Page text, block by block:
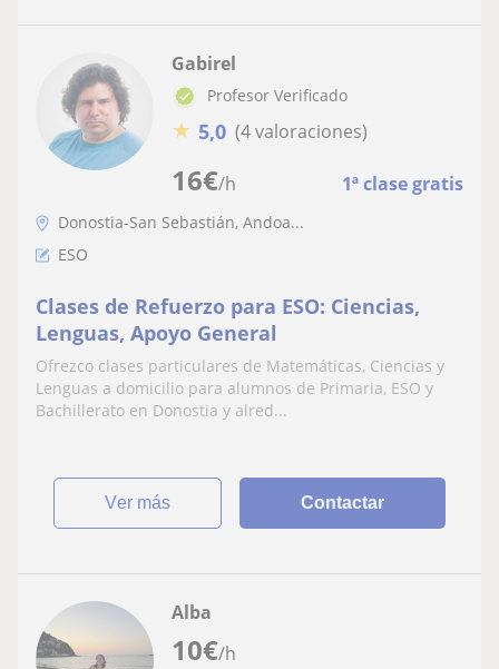
16€/h 1ª clase gratis
Gabirel
Profesor Verificado
★ 5,0 (4 valoraciones)
Donostia-San Sebastián, Andoa...
ESO
Clases de Refuerzo para ESO: Ciencias,
Lenguas, Apoyo General
Ofrezco clases particulares de Matemáticas, Ciencias y
Lenguas a domicilio para alumnos de Primaria, ESO y
Bachillerato en Donostia y alred...
ver más Contactar
10€/h
Alba